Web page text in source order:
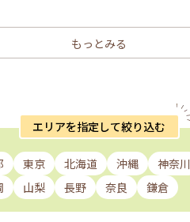
もっとみる
エリアを指定して絞り込む
東京 北海道 沖縄
神奈川
山梨 長野 奈良 鎌倉